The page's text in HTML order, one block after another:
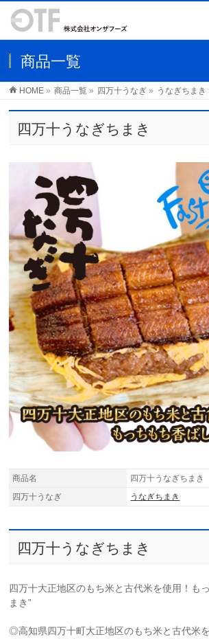
商品一覧
HOME » 商品一覧 » 四万十うなぎ » うなぎちまき
四万十うなぎちまき
商品名
四万十うなぎちまき
四万十うなぎ
うなぎちまき
四万十うなぎちまき
四万十大正地区のもち米と古代米を使用！も
まき”
◎高知県四万十町大正地区のもち米と古代米